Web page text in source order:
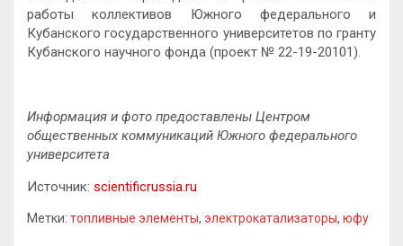
работы коллективов Южного федерального и
Кубанского государственного университетов по гранту
Кубанского научного фонда (проект № 22-19-20101).
Информация и фото предоставлены Центром
общественных коммуникаций Южного федерального
университета
Источник: scientificrussia.ru
Метки: топливные элементы, электрокатализаторы, юфу